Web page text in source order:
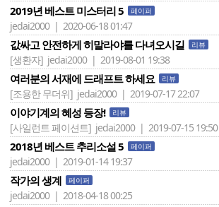
2019년 베스트 미스터리 5 페이퍼
jedai2000 | 2020-06-18 01:47
값싸고 안전하게 히말라야를 다녀오시길 리뷰
[생환자] jedai2000 | 2019-08-01 19:38
여러분의 서재에 드래프트 하세요 리뷰
[조용한 무더위] jedai2000 | 2019-07-17 22:07
이야기계의 혜성 등장! 리뷰
[사일런트 페이션트] jedai2000 | 2019-07-15 19:50
2018년 베스트 추리소설 5 페이퍼
jedai2000 | 2019-01-14 19:37
작가의 생계 페이퍼
jedai2000 | 2018-04-18 00:25